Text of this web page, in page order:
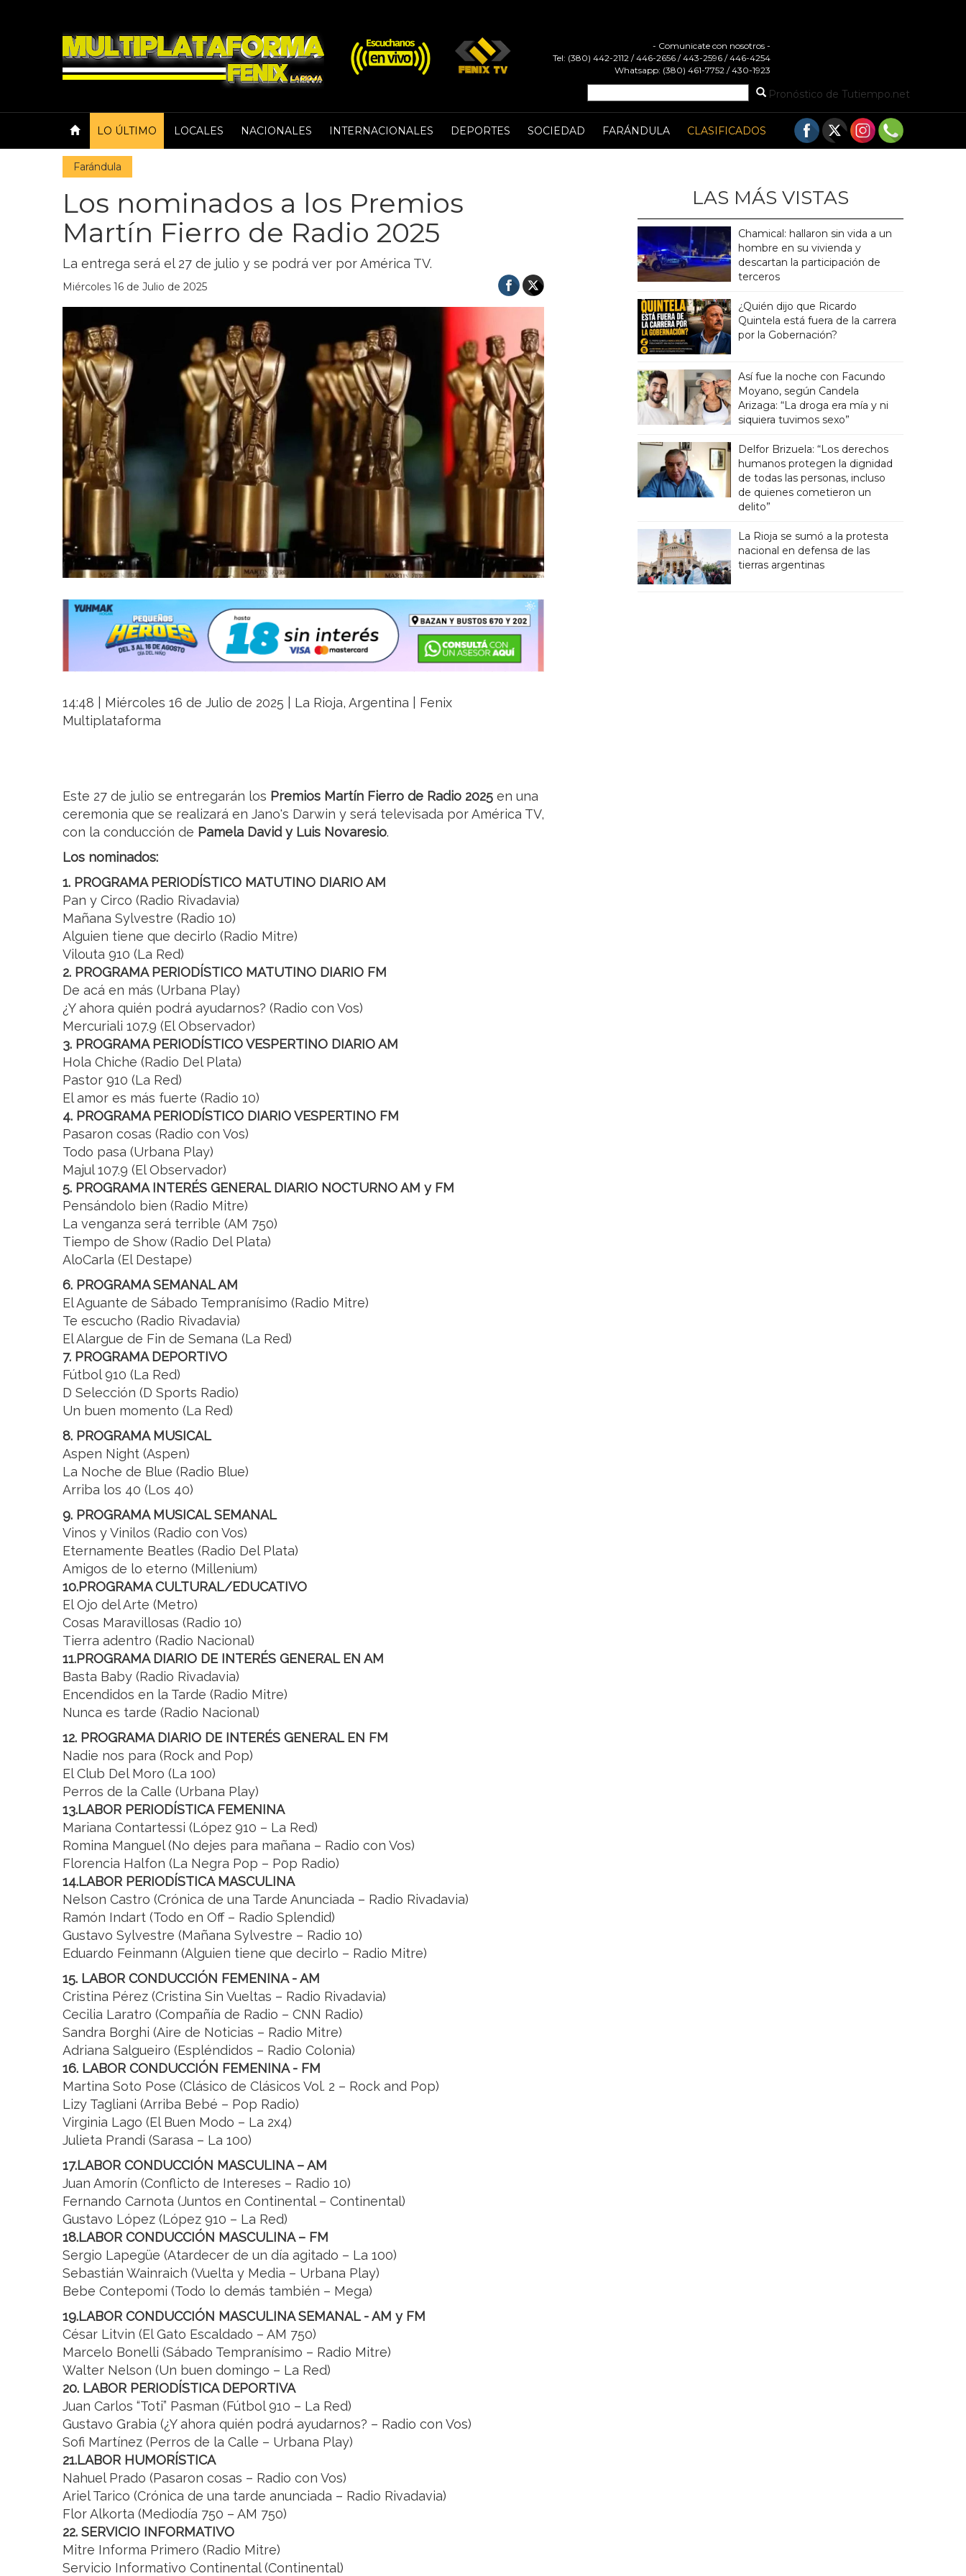
- Comunicate con nosotros -
Tel: (380) 442-2112 / 446-2656 / 443-2596 / 446-4254
Whatsapp: (380) 461-7752 / 430-1923
Pronóstico de Tutiempo.net
LO ÚLTIMO LOCALES NACIONALES INTERNACIONALES DEPORTES SOCIEDAD FARÁNDULA CLASIFICADOS
Farándula
Los nominados a los Premios
Martín Fierro de Radio 2025
La entrega será el 27 de julio y se podrá ver por América TV.
Miércoles 16 de Julio de 2025
14:48 | Miércoles 16 de Julio de 2025 | La Rioja, Argentina | Fenix
Multiplataforma
Este 27 de julio se entregarán los Premios Martín Fierro de Radio 2025 en una
ceremonia que se realizará en Jano's Darwin y será televisada por América TV,
con la conducción de Pamela David y Luis Novaresio.
Los nominados:
1. PROGRAMA PERIODÍSTICO MATUTINO DIARIO AM
Pan y Circo (Radio Rivadavia)
Mañana Sylvestre (Radio 10)
Alguien tiene que decirlo (Radio Mitre)
Vilouta 910 (La Red)
2. PROGRAMA PERIODÍSTICO MATUTINO DIARIO FM
De acá en más (Urbana Play)
¿Y ahora quién podrá ayudarnos? (Radio con Vos)
Mercuriali 107.9 (El Observador)
3. PROGRAMA PERIODÍSTICO VESPERTINO DIARIO AM
Hola Chiche (Radio Del Plata)
Pastor 910 (La Red)
El amor es más fuerte (Radio 10)
4. PROGRAMA PERIODÍSTICO DIARIO VESPERTINO FM
Pasaron cosas (Radio con Vos)
Todo pasa (Urbana Play)
Majul 107.9 (El Observador)
5. PROGRAMA INTERÉS GENERAL DIARIO NOCTURNO AM y FM
Pensándolo bien (Radio Mitre)
La venganza será terrible (AM 750)
Tiempo de Show (Radio Del Plata)
AloCarla (El Destape)
6. PROGRAMA SEMANAL AM
El Aguante de Sábado Tempranísimo (Radio Mitre)
Te escucho (Radio Rivadavia)
El Alargue de Fin de Semana (La Red)
7. PROGRAMA DEPORTIVO
Fútbol 910 (La Red)
D Selección (D Sports Radio)
Un buen momento (La Red)
8. PROGRAMA MUSICAL
Aspen Night (Aspen)
La Noche de Blue (Radio Blue)
Arriba los 40 (Los 40)
9. PROGRAMA MUSICAL SEMANAL
Vinos y Vinilos (Radio con Vos)
Eternamente Beatles (Radio Del Plata)
Amigos de lo eterno (Millenium)
10.PROGRAMA CULTURAL/EDUCATIVO
El Ojo del Arte (Metro)
Cosas Maravillosas (Radio 10)
Tierra adentro (Radio Nacional)
11.PROGRAMA DIARIO DE INTERÉS GENERAL EN AM
Basta Baby (Radio Rivadavia)
Encendidos en la Tarde (Radio Mitre)
Nunca es tarde (Radio Nacional)
12. PROGRAMA DIARIO DE INTERÉS GENERAL EN FM
Nadie nos para (Rock and Pop)
El Club Del Moro (La 100)
Perros de la Calle (Urbana Play)
13.LABOR PERIODÍSTICA FEMENINA
Mariana Contartessi (López 910 – La Red)
Romina Manguel (No dejes para mañana – Radio con Vos)
Florencia Halfon (La Negra Pop – Pop Radio)
14.LABOR PERIODÍSTICA MASCULINA
Nelson Castro (Crónica de una Tarde Anunciada – Radio Rivadavia)
Ramón Indart (Todo en Off – Radio Splendid)
Gustavo Sylvestre (Mañana Sylvestre – Radio 10)
Eduardo Feinmann (Alguien tiene que decirlo – Radio Mitre)
15. LABOR CONDUCCIÓN FEMENINA - AM
Cristina Pérez (Cristina Sin Vueltas – Radio Rivadavia)
Cecilia Laratro (Compañía de Radio – CNN Radio)
Sandra Borghi (Aire de Noticias – Radio Mitre)
Adriana Salgueiro (Espléndidos – Radio Colonia)
16. LABOR CONDUCCIÓN FEMENINA - FM
Martina Soto Pose (Clásico de Clásicos Vol. 2 – Rock and Pop)
Lizy Tagliani (Arriba Bebé – Pop Radio)
Virginia Lago (El Buen Modo – La 2x4)
Julieta Prandi (Sarasa – La 100)
17.LABOR CONDUCCIÓN MASCULINA – AM
Juan Amorín (Conflicto de Intereses – Radio 10)
Fernando Carnota (Juntos en Continental – Continental)
Gustavo López (López 910 – La Red)
18.LABOR CONDUCCIÓN MASCULINA – FM
Sergio Lapegüe (Atardecer de un día agitado – La 100)
Sebastián Wainraich (Vuelta y Media – Urbana Play)
Bebe Contepomi (Todo lo demás también – Mega)
19.LABOR CONDUCCIÓN MASCULINA SEMANAL - AM y FM
César Litvin (El Gato Escaldado – AM 750)
Marcelo Bonelli (Sábado Tempranísimo – Radio Mitre)
Walter Nelson (Un buen domingo – La Red)
20. LABOR PERIODÍSTICA DEPORTIVA
Juan Carlos “Toti” Pasman (Fútbol 910 – La Red)
Gustavo Grabia (¿Y ahora quién podrá ayudarnos? – Radio con Vos)
Sofi Martínez (Perros de la Calle – Urbana Play)
21.LABOR HUMORÍSTICA
Nahuel Prado (Pasaron cosas – Radio con Vos)
Ariel Tarico (Crónica de una tarde anunciada – Radio Rivadavia)
Flor Alkorta (Mediodía 750 – AM 750)
22. SERVICIO INFORMATIVO
Mitre Informa Primero (Radio Mitre)
Servicio Informativo Continental (Continental)
LAS MÁS VISTAS
Chamical: hallaron sin vida a un
hombre en su vivienda y
descartan la participación de
terceros
¿Quién dijo que Ricardo
Quintela está fuera de la carrera
por la Gobernación?
Así fue la noche con Facundo
Moyano, según Candela
Arizaga: “La droga era mía y ni
siquiera tuvimos sexo”
Delfor Brizuela: “Los derechos
humanos protegen la dignidad
de todas las personas, incluso
de quienes cometieron un
delito”
La Rioja se sumó a la protesta
nacional en defensa de las
tierras argentinas